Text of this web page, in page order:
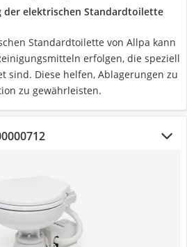
der elektrischen Standardtoilette
Standardtoilette von Allpa kann
erfolgen, die speziell
sind. Diese helfen, Ablagerungen zu
zu gewährleisten.